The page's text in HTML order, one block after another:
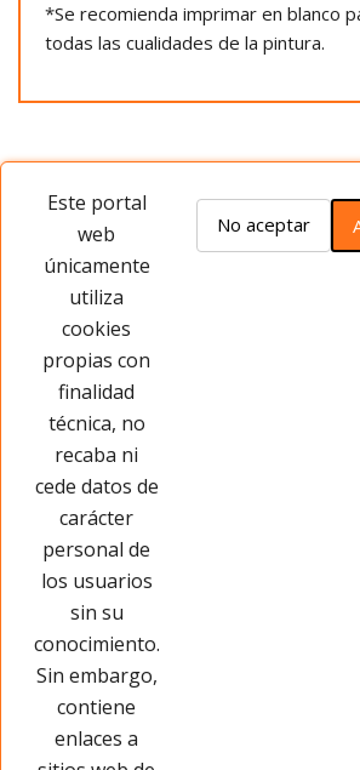
*Se recomienda imprimar en blanco
todas las cualidades de la pintura.
Opiniones del
Este producto no tiene
Este portal
web
únicamente
utiliza
cookies
propias con
finalidad
técnica, no
recaba ni
cede datos de
carácter
personal de
los usuarios
sin su
conocimiento.
Sin embargo,
contiene
enlaces a
No aceptar